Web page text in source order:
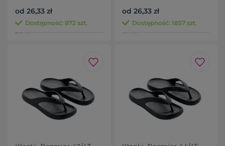
od 26,33 zł
Dostępność: 872 szt.
od 26,33 zł
Dostępność: 1857 szt.